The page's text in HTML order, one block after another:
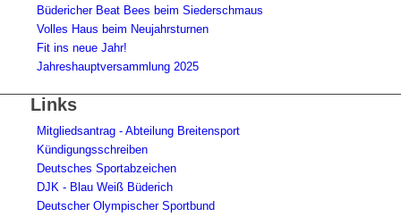
Büdericher Beat Bees beim Siederschmaus
Volles Haus beim Neujahrsturnen
Fit ins neue Jahr!
Jahreshauptversammlung 2025
Links
Mitgliedsantrag - Abteilung Breitensport
Kündigungsschreiben
Deutsches Sportabzeichen
DJK - Blau Weiß Büderich
Deutscher Olympischer Sportbund